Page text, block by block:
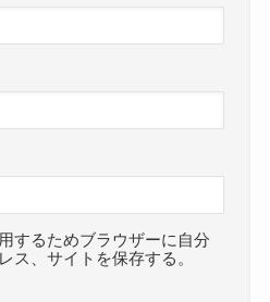
するためブラウザーに自分
ス、サイトを保存する。